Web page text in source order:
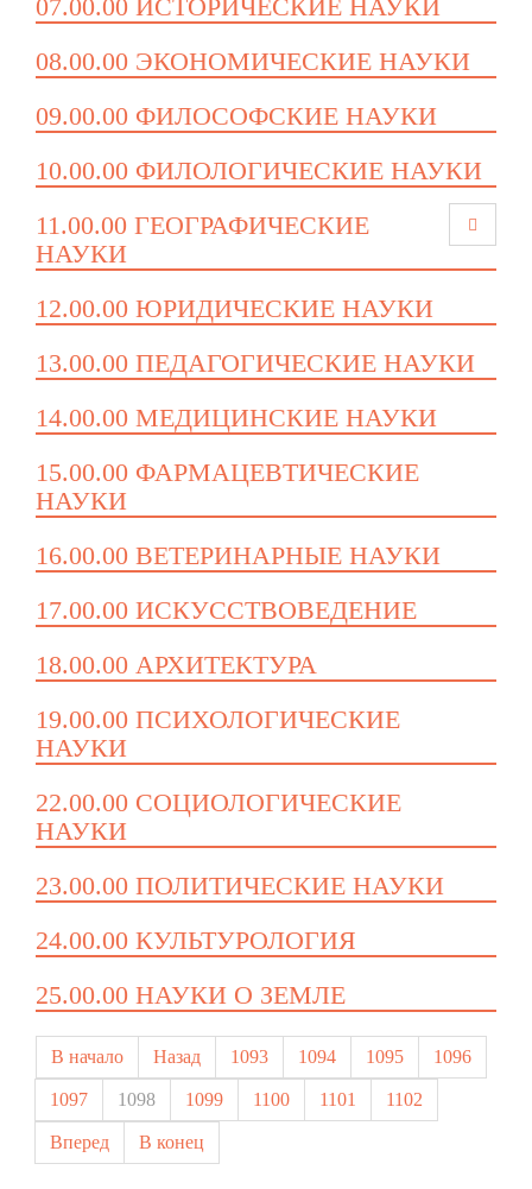
07.00.00 ИСТОРИЧЕСКИЕ НАУКИ
08.00.00 ЭКОНОМИЧЕСКИЕ НАУКИ
09.00.00 ФИЛОСОФСКИЕ НАУКИ
10.00.00 ФИЛОЛОГИЧЕСКИЕ НАУКИ
11.00.00 ГЕОГРАФИЧЕСКИЕ
НАУКИ
12.00.00 ЮРИДИЧЕСКИЕ НАУКИ
13.00.00 ПЕДАГОГИЧЕСКИЕ НАУКИ
14.00.00 МЕДИЦИНСКИЕ НАУКИ
15.00.00 ФАРМАЦЕВТИЧЕСКИЕ
НАУКИ
16.00.00 ВЕТЕРИНАРНЫЕ НАУКИ
17.00.00 ИСКУССТВОВЕДЕНИЕ
18.00.00 АРХИТЕКТУРА
19.00.00 ПСИХОЛОГИЧЕСКИЕ
НАУКИ
22.00.00 СОЦИОЛОГИЧЕСКИЕ
НАУКИ
23.00.00 ПОЛИТИЧЕСКИЕ НАУКИ
24.00.00 КУЛЬТУРОЛОГИЯ
25.00.00 НАУКИ О ЗЕМЛЕ
В начало Назад 1093 1094 1095 1096
1097 1098 1099 1100 1101 1102
Вперед В конец